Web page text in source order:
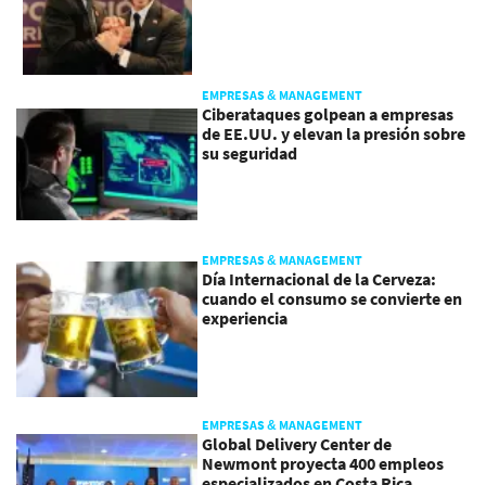
EMPRESAS & MANAGEMENT
Ciberataques golpean a empresas
de EE.UU. y elevan la presión sobre
su seguridad
EMPRESAS & MANAGEMENT
Día Internacional de la Cerveza:
cuando el consumo se convierte en
experiencia
EMPRESAS & MANAGEMENT
Global Delivery Center de
Newmont proyecta 400 empleos